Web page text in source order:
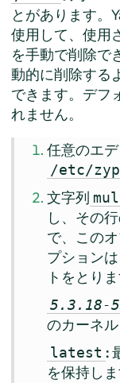
とがあります。
使用して、使用
を手動で削除で
動的に削除する
できます。デフ
れません。
任意のエデ
/etc/
文字列
し、その
で、この
プション
トをとりま
5.3.18-
のカーネル
latest :
を保持しま